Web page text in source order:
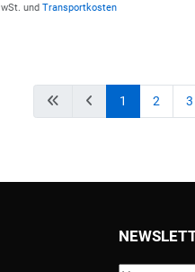
und Transportkosten
1 2 3